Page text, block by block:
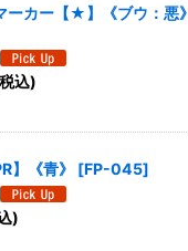
ーカー【★】《ブウ：悪》
込)
】《青》 [FP-045]
)